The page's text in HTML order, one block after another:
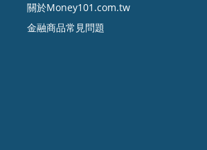
關於Money101.com.tw
金融商品常見問題